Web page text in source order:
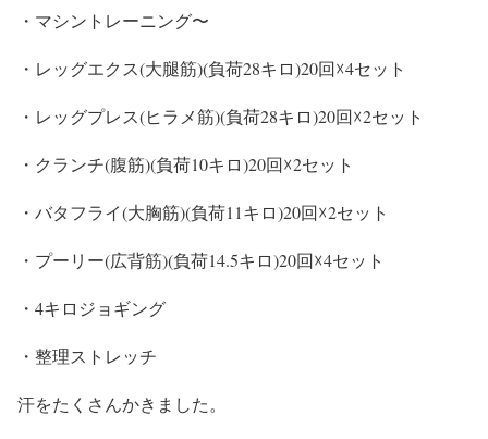
・マシントレーニング〜
・レッグエクス(大腿筋)(負荷28キロ)20回☓4セット
・レッグプレス(ヒラメ筋)(負荷28キロ)20回☓2セット
・クランチ(腹筋)(負荷10キロ)20回☓2セット
・バタフライ(大胸筋)(負荷11キロ)20回☓2セット
・プーリー(広背筋)(負荷14.5キロ)20回☓4セット
・4キロジョギング
・整理ストレッチ
汗をたくさんかきました。